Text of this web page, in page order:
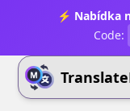
⚡ Nabídka
Code: